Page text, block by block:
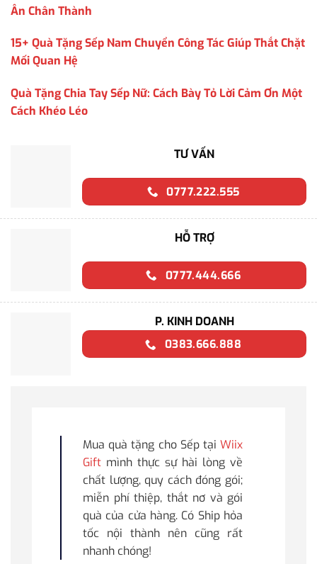
Ân Chân Thành
15+ Quà Tặng Sếp Nam Chuyển Công Tác Giúp Thắt Chặt
Mối Quan Hệ
Quà Tặng Chia Tay Sếp Nữ: Cách Bày Tỏ Lời Cảm Ơn Một
Cách Khéo Léo
TƯ VẤN
0777.222.555
HỖ TRỢ
0777.444.666
P. KINH DOANH
0383.666.888
Mua quà tặng cho Sếp tại Wiix
Gift mình thực sự hài lòng về
chất lượng, quy cách đóng gói;
miễn phí thiệp, thắt nơ và gói
quà của cửa hàng. Có Ship hỏa
tốc nội thành nên cũng rất
nhanh chóng!